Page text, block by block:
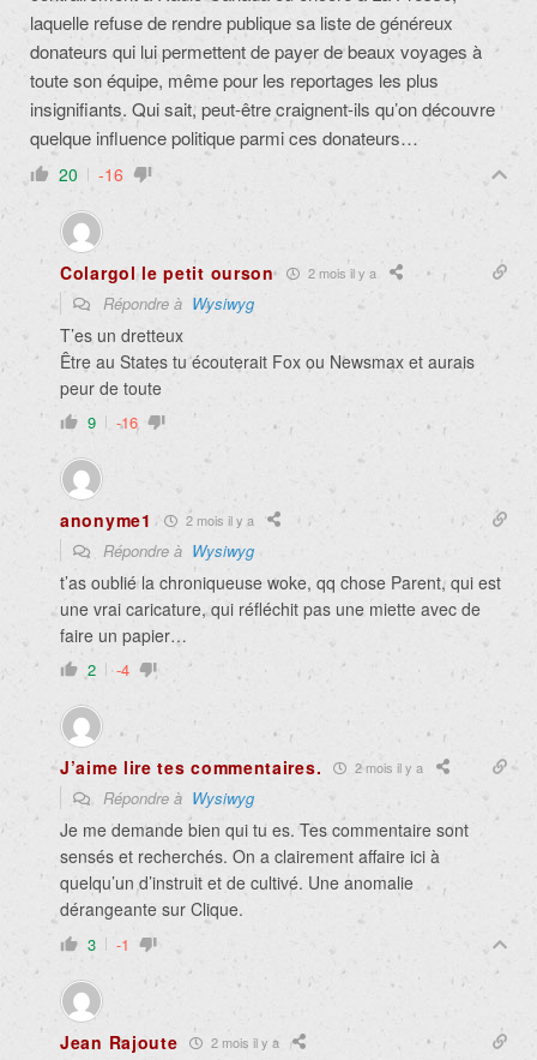
laquelle refuse de rendre publique sa liste de généreux
donateurs qui lui permettent de payer de beaux voyages à
toute son équipe, même pour les reportages les plus
insignifiants. Qui sait, peut-être craignent-ils qu’on découvre
quelque influence politique parmi ces donateurs…
20 -16
Colargol le petit ourson 2 mois il y a
Répondre à Wysiwyg
T’es un dretteux
Être au States tu écouterait Fox ou Newsmax et aurais
peur de toute
9 -16
anonyme1 2 mois il y a
Répondre à Wysiwyg
t’as oublié la chroniqueuse woke, qq chose Parent, qui est
une vrai caricature, qui réfléchit pas une miette avec de
faire un papier…
2 -4
J’aime lire tes commentaires. 2 mois il y a
Répondre à Wysiwyg
Je me demande bien qui tu es. Tes commentaire sont
sensés et recherchés. On a clairement affaire ici à
quelqu’un d’instruit et de cultivé. Une anomalie
dérangeante sur Clique.
3 -1
Jean Rajoute 2 mois il y a